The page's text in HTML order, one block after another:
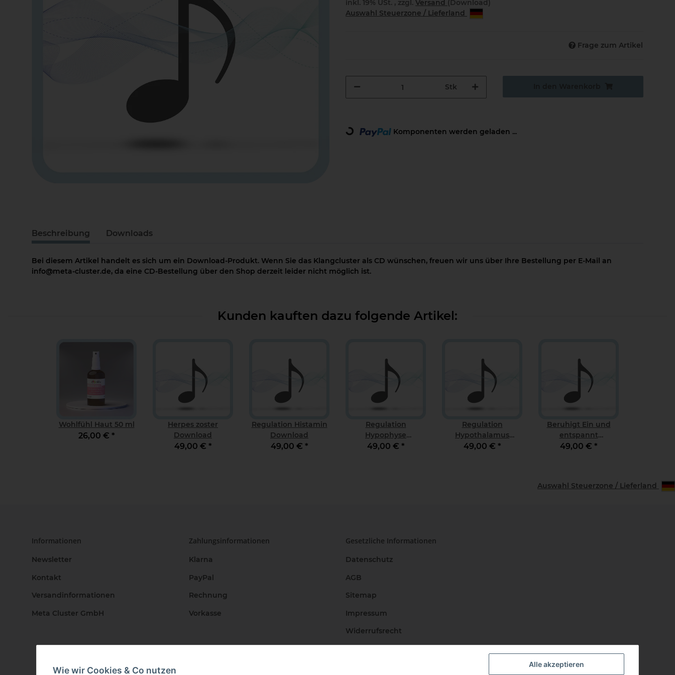
inkl. 19% USt. , zzgl. Versand (Download)
Auswahl Steuerzone / Lieferland
Frage zum Artikel
Stk
Loading... Komponenten werden geladen ...
Beschreibung Downloads
Bei diesem Artikel handelt es sich um ein Download-Produkt. Wenn Sie das Klangcluster als CD wünschen, freuen wir uns über Ihre Bestellung per E-Mail an
info@meta-cluster.de, da eine CD-Bestellung über den Shop derzeit leider nicht möglich ist.
Kunden kauften dazu folgende Artikel:
Wohlfühl Haut 50 ml
26,00 € *
Herpes zoster
Download
49,00 € *
Regulation Histamin
Download
49,00 € *
Regulation
Hypophyse
Download
49,00 € *
Regulation
Hypothalamus
Download
49,00 € *
Beruhigt Ein und
entspannt
Durchschlafen
49,00 € *
Auswahl Steuerzone / Lieferland
Informationen
Newsletter
Kontakt
Versandinformationen
Meta Cluster GmbH
Zahlungsinformationen
Klarna
PayPal
Rechnung
Vorkasse
Gesetzliche Informationen
Datenschutz
AGB
Sitemap
Impressum
Widerrufsrecht
Wie wir Cookies & Co nutzen
Alle akzeptieren